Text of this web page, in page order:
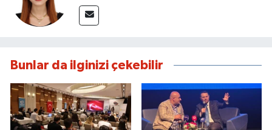
Bunlar da ilginizi çekebilir